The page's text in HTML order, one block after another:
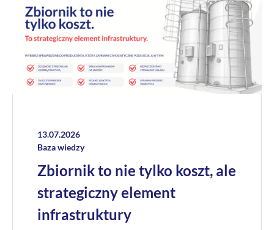
13.07.2026
Baza wiedzy
Zbiornik to nie tylko koszt, ale
strategiczny element
infrastruktury